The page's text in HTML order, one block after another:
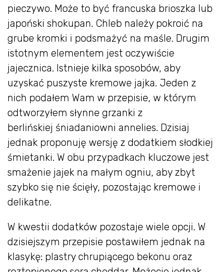
pieczywo. Może to być francuska brioszka lub
japoński shokupan. Chleb należy pokroić na
grube kromki i podsmażyć na maśle. Drugim
istotnym elementem jest oczywiście
jajecznica. Istnieje kilka sposobów, aby
uzyskać puszyste kremowe jajka. Jeden z
nich podałem Wam w przepisie, w którym
odtworzyłem słynne grzanki z
berlińskiej śniadaniowni annelies. Dzisiaj
jednak proponuję wersję z dodatkiem słodkiej
śmietanki. W obu przypadkach kluczowe jest
smażenie jajek na małym ogniu, aby zbyt
szybko się nie ścięły, pozostając kremowe i
delikatne.
W kwestii dodatków pozostaje wiele opcji. W
dzisiejszym przepisie postawiłem jednak na
klasykę: plastry chrupiącego bekonu oraz